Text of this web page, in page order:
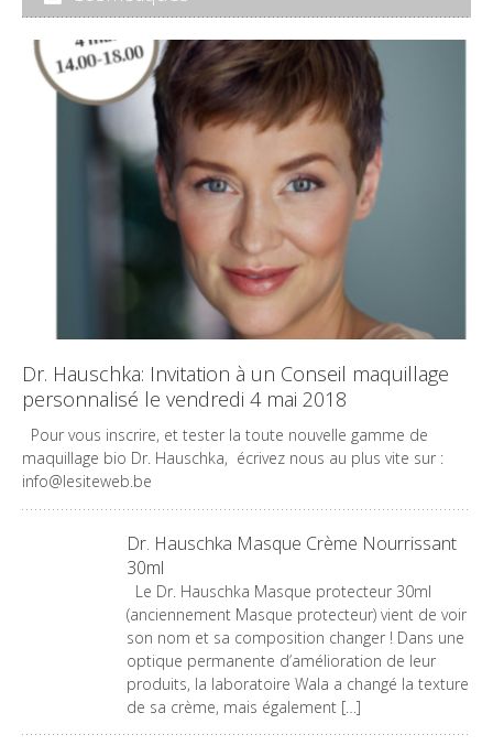
Dr. Hauschka: Invitation à un Conseil maquillage
personnalisé le vendredi 4 mai 2018
Pour vous inscrire, et tester la toute nouvelle gamme de
maquillage bio Dr. Hauschka, écrivez nous au plus vite sur :
info@lesiteweb.be
Dr. Hauschka Masque Crème Nourrissant
30ml
Le Dr. Hauschka Masque protecteur 30ml
(anciennement Masque protecteur) vient de voir
son nom et sa composition changer ! Dans une
optique permanente d’amélioration de leur
produits, la laboratoire Wala a changé la texture
de sa crème, mais également […]